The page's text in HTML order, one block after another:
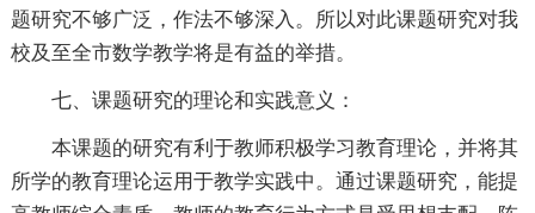
题研究不够广泛，作法不够深入。所以对此课题研究对我
校及至全市数学教学将是有益的举措。
七、课题研究的理论和实践意义：
本课题的研究有利于教师积极学习教育理论，并将其
所学的教育理论运用于教学实践中。通过课题研究，能提